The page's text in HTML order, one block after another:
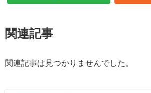
関連記事
関連記事は見つかりませんでした。